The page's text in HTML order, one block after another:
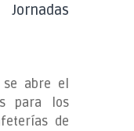
abre el
para los
de